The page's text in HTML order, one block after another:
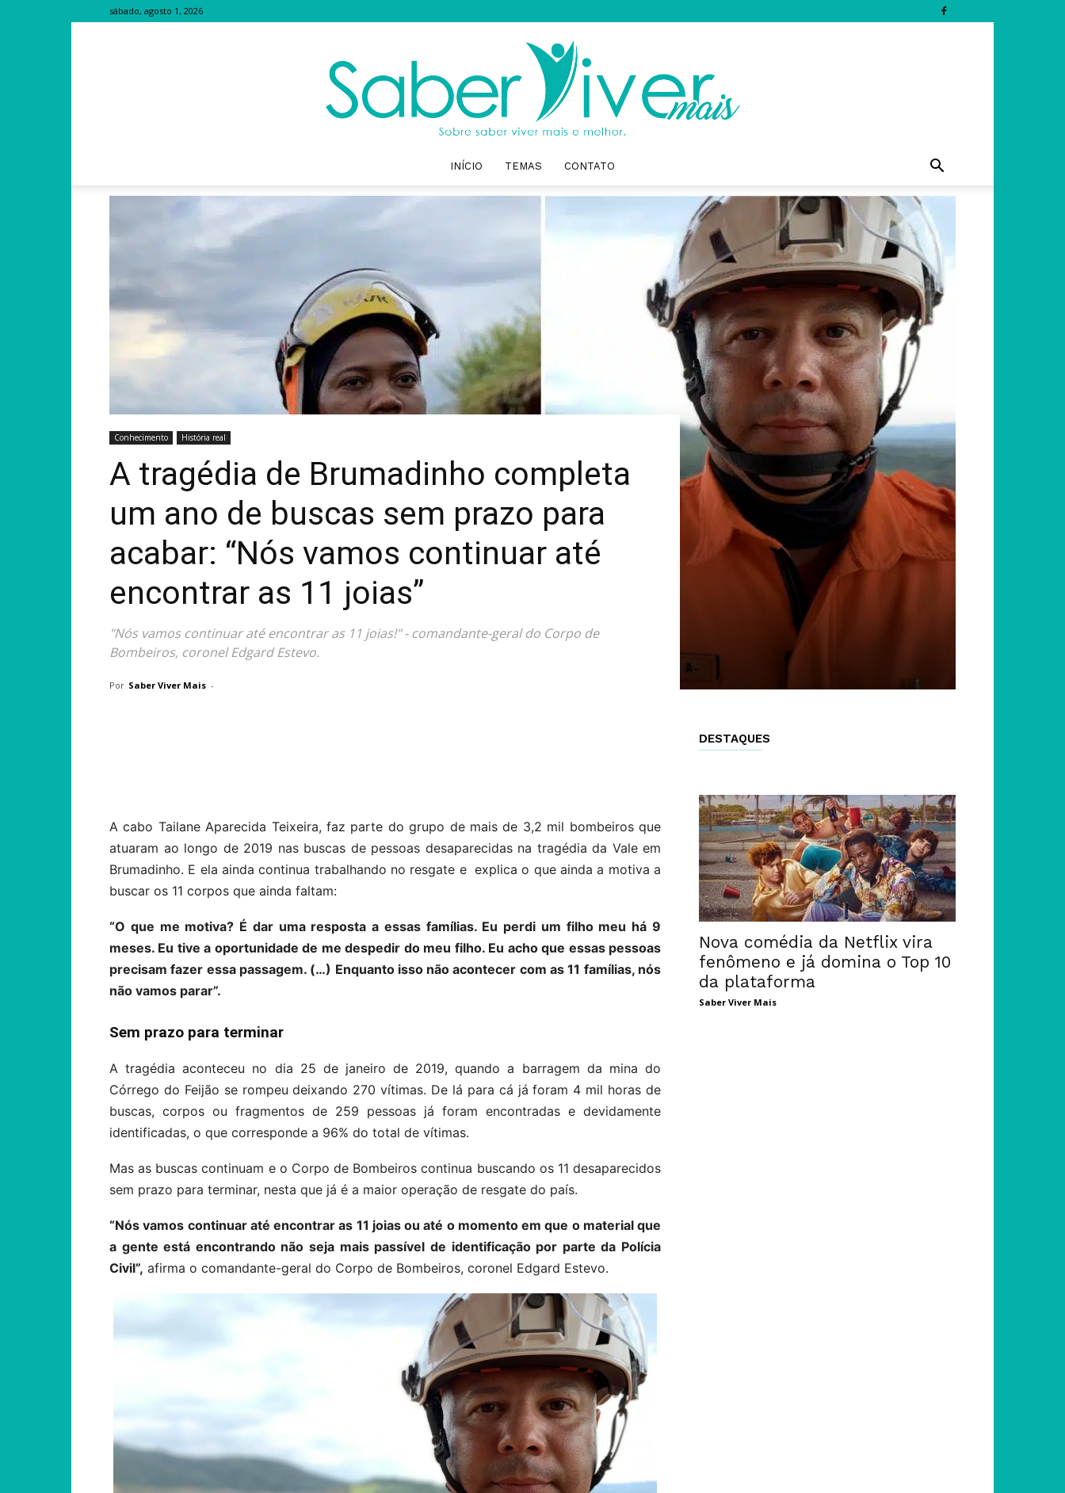
sábado, agosto 1, 2026
Saber
Mais
INÍCIO TEMAS CONTATO
Conhecimento História real
A tragédia de Brumadinho completa
um ano de buscas sem prazo para
acabar: “Nós vamos continuar até
encontrar as 11 joias”
"Nós vamos continuar até encontrar as 11 joias!" - comandante-geral do Corpo de
Bombeiros, coronel Edgard Estevo.
Por Saber Viver Mais -
A cabo Tailane Aparecida Teixeira, faz parte do grupo de mais de 3,2 mil bombeiros que
atuaram ao longo de 2019 nas buscas de pessoas desaparecidas na tragédia da Vale em
Brumadinho. E ela ainda continua trabalhando no resgate e explica o que ainda a motiva a
buscar os 11 corpos que ainda faltam:
“O que me motiva? É dar uma resposta a essas famílias. Eu perdi um filho meu há 9
meses. Eu tive a oportunidade de me despedir do meu filho. Eu acho que essas pessoas
precisam fazer essa passagem. (…) Enquanto isso não acontecer com as 11 famílias, nós
não vamos parar”.
Sem prazo para terminar
A tragédia aconteceu no dia 25 de janeiro de 2019, quando a barragem da mina do
Córrego do Feijão se rompeu deixando 270 vítimas. De lá para cá já foram 4 mil horas de
buscas, corpos ou fragmentos de 259 pessoas já foram encontradas e devidamente
identificadas, o que corresponde a 96% do total de vítimas.
Mas as buscas continuam e o Corpo de Bombeiros continua buscando os 11 desaparecidos
sem prazo para terminar, nesta que já é a maior operação de resgate do país.
“Nós vamos continuar até encontrar as 11 joias ou até o momento em que o material que
a gente está encontrando não seja mais passível de identificação por parte da Polícia
Civil”, afirma o comandante-geral do Corpo de Bombeiros, coronel Edgard Estevo.
DESTAQUES
Nova comédia da Netflix vira
fenômeno e já domina o Top 10
da plataforma
Saber Viver Mais